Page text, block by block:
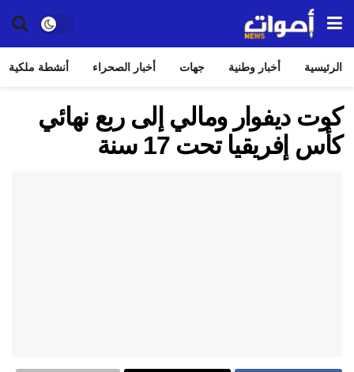
الرئيسية أخبار وطنية جهات أخبار الصحراء أنشطة ملكية
كوت ديفوار ومالي إلى ربع نهائي
كأس إفريقيا تحت 17 سنة